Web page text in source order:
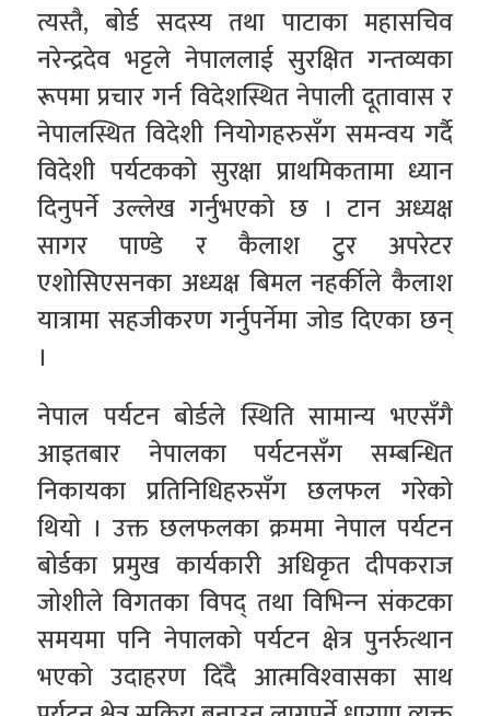
त्यस्तै, बोर्ड सदस्य तथा पाटाका महासचिव
नरेन्द्रदेव भट्टले नेपाललाई सुरक्षित गन्तव्यका
रूपमा प्रचार गर्न विदेशस्थित नेपाली दूतावास र
नेपालस्थित विदेशी नियोगहरुसँग समन्वय गर्दै
विदेशी पर्यटकको सुरक्षा प्राथमिकतामा ध्यान
दिनुपर्ने उल्लेख गर्नुभएको छ । टान अध्यक्ष
सागर पाण्डे र कैलाश टुर अपरेटर
एशोसिएसनका अध्यक्ष बिमल नहर्कीले कैलाश
यात्रामा सहजीकरण गर्नुपर्नेमा जोड दिएका छन्
।
नेपाल पर्यटन बोर्डले स्थिति सामान्य भएसँगै
आइतबार नेपालका पर्यटनसँग सम्बन्धित
निकायका प्रतिनिधिहरुसँग छलफल गरेको
थियो । उक्त छलफलका क्रममा नेपाल पर्यटन
बोर्डका प्रमुख कार्यकारी अधिकृत दीपकराज
जोशीले विगतका विपद् तथा विभिन्‍न संकटका
समयमा पनि नेपालको पर्यटन क्षेत्र पुनर्रुत्थान
भएको उदाहरण दिँदै आत्मविश्‍वासका साथ